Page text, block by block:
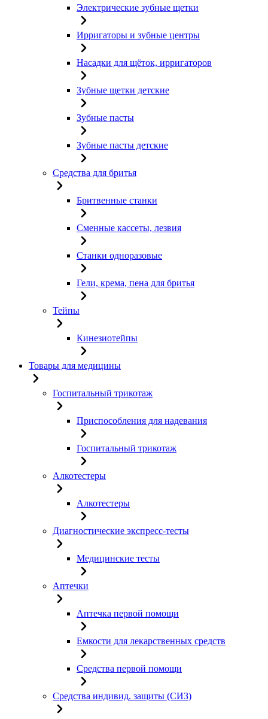
Электрические зубные щетки
Ирригаторы и зубные центры
Насадки для щёток, ирригаторов
Зубные щетки детские
Зубные пасты
Зубные пасты детские
Средства для бритья
Бритвенные станки
Сменные кассеты, лезвия
Станки одноразовые
Гели, крема, пена для бритья
Тейпы
Кинезиотейпы
Товары для медицины
Госпитальный трикотаж
Приспособления для надевания
Госпитальный трикотаж
Алкотестеры
Алкотестеры
Диагностические экспресс-тесты
Медицинские тесты
Аптечки
Аптечка первой помощи
Емкости для лекарственных средств
Средства первой помощи
Средства индивид. защиты (СИЗ)